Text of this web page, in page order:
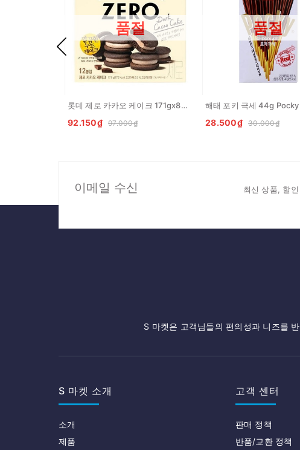
품절
롯데 제로 카카오 케이크 171gx8개 LOTTE Banh zero cacao
92.150₫ 97.000₫
품절
28.500₫ 30.000₫
이메일 수신 최신 상품, 할
S 마켓은 고객님들의 편의성과 니즈를
S 마켓 소개
소개
제품
고객 센터
판매 정책
반품/교환 정책